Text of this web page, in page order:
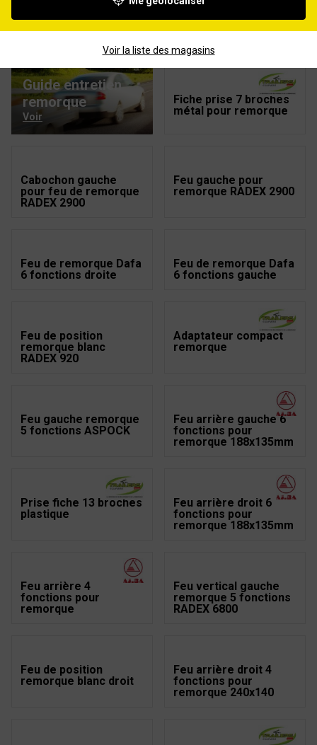
Guide entretien
remorque
Voir
Fiche prise 7 broches
métal pour remorque
Cabochon gauche
pour feu de remorque
RADEX 2900
Feu gauche pour
remorque RADEX 2900
Feu de remorque Dafa
6 fonctions droite
Feu de remorque Dafa
6 fonctions gauche
Feu de position
remorque blanc
RADEX 920
Adaptateur compact
remorque
Feu gauche remorque
5 fonctions ASPOCK
Feu arrière gauche 6
fonctions pour
remorque 188x135mm
Prise fiche 13 broches
plastique
Feu arrière droit 6
fonctions pour
remorque 188x135mm
Feu arrière 4
fonctions pour
remorque
Feu vertical gauche
remorque 5 fonctions
RADEX 6800
Feu de position
remorque blanc droit
Feu arrière droit 4
fonctions pour
remorque 240x140
Voir la liste des magasins